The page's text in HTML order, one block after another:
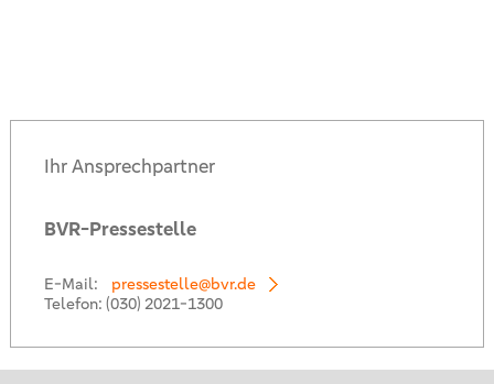
Ihr Ansprechpartner
BVR-Pressestelle
E-Mail:
pressestelle@bvr.de
Telefon: (030) 2021-1300